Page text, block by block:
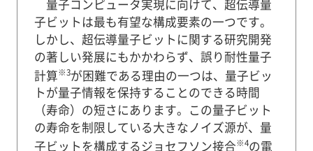
量子コンピュータ実現に向けて、超伝導量
子ビットは最も有望な構成要素の一つです。
しかし、超伝導量子ビットに関する研究開発
の著しい発展にもかかわらず、誤り耐性量子
計算※3が困難である理由の一つは、量子ビッ
トが量子情報を保持することのできる時間
（寿命）の短さにあります。この量子ビット
の寿命を制限している大きなノイズ源が、量
子ビットを構成するジョセフソン接合※4の電